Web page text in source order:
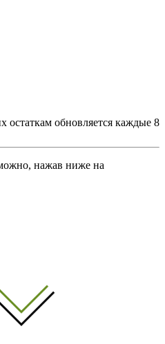
обновляется каждые 8
нажав ниже на